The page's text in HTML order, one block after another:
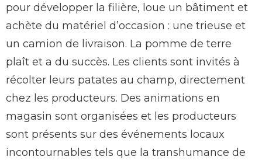
pour développer la filière, loue un bâtiment et
achète du matériel d’occasion : une trieuse et
un camion de livraison. La pomme de terre
plaît et a du succès. Les clients sont invités à
récolter leurs patates au champ, directement
chez les producteurs. Des animations en
magasin sont organisées et les producteurs
sont présents sur des événements locaux
incontournables tels que la transhumance de